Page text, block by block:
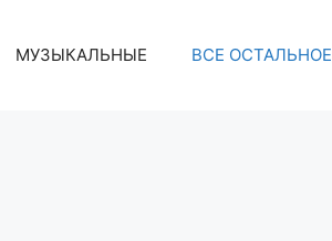
МУЗЫКАЛЬНЫЕ ВСЕ ОСТАЛЬНОЕ